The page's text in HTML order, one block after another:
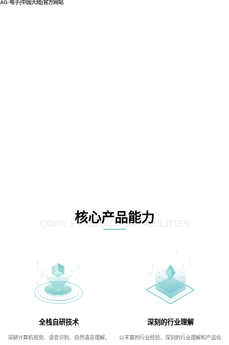
AG·电子(中国大陆)官方网站
核心产品能力
CORE PRODUCT CAPABILITIES
全栈自研技术
深耕计算机视觉、语音识别、自然语言理解、
深刻的行业理解
以丰富的行业经验，深刻的行业理解和产品化